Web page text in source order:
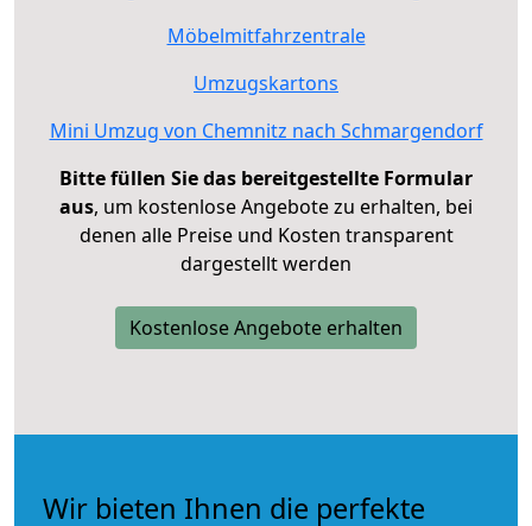
Möbelmitfahrzentrale
Umzugskartons
Mini Umzug von Chemnitz nach Schmargendorf
Bitte füllen Sie das bereitgestellte Formular
aus, um kostenlose Angebote zu erhalten, bei
denen alle Preise und Kosten transparent
dargestellt werden
Kostenlose Angebote erhalten
Wir bieten Ihnen die perfekte